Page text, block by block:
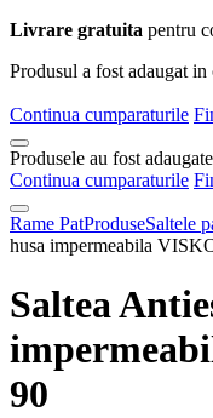
Livrare gratuita pentru
Produsul a fost adaugat in
Continua cumparaturile
Produsele au fost
Continua cumparaturile
Rame PatProduseSaltele
husa impermeabila
Saltea
90